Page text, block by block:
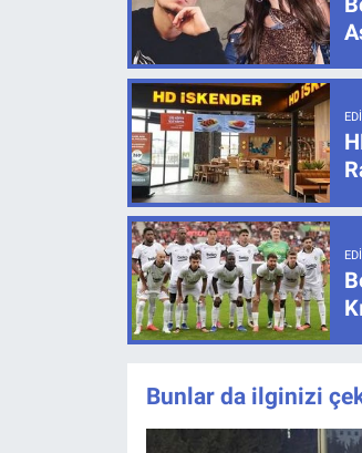
Bunlar da ilginizi